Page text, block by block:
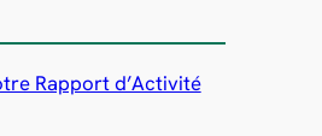
Rapport d’Activité